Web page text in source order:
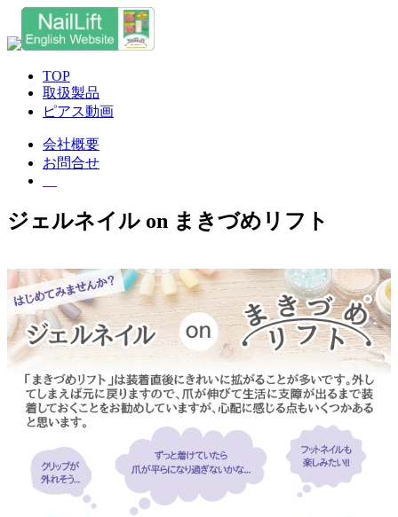
TOP
取扱製品
ピアス動画
会社概要
お問合せ
ジェルネイル on まきづめリフト